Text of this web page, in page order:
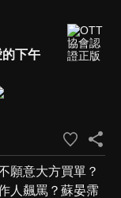
下午
願意大方買單？
人飆罵？蘇晏霈